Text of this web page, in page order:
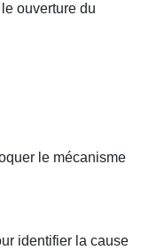
ouverture du
le mécanisme
identifier la cause